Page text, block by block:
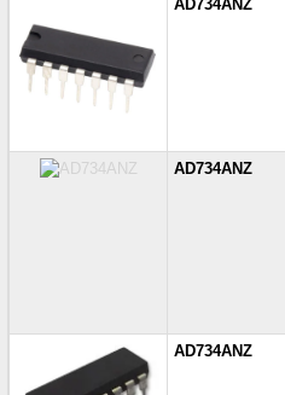
AD734ANZ
AD734ANZ
AD734ANZ